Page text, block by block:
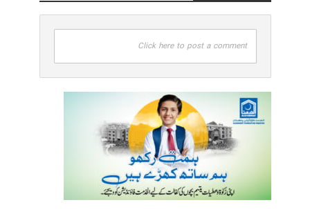
Click here to post a comment